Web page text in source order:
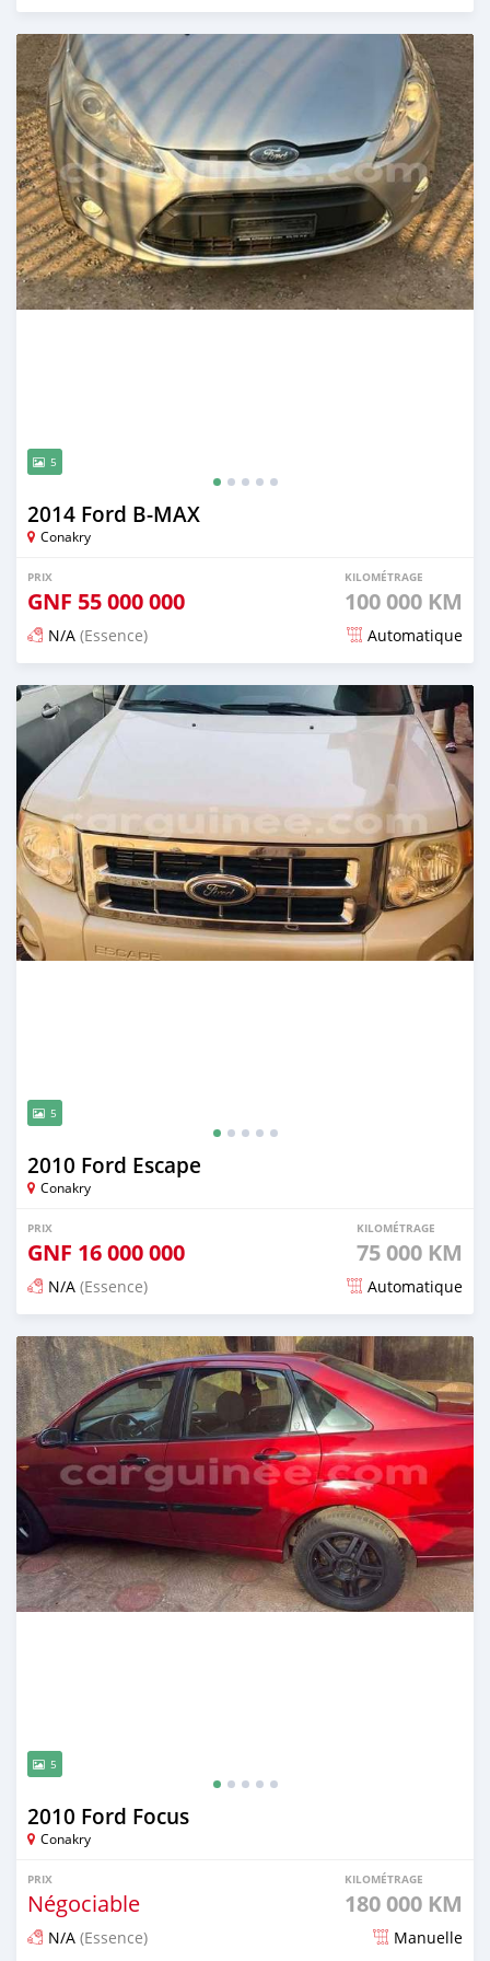
Publié il y a 7 mois
5
2014 Ford B-MAX
Conakry
PRIX
GNF 55 000 000
KILOMÉTRAGE
100 000 KM
N/A (Essence) Automatique
Publié il y a 7 mois
5
2010 Ford Escape
Conakry
PRIX
GNF 16 000 000
KILOMÉTRAGE
75 000 KM
N/A (Essence) Automatique
Publié il y a 12 mois
5
2010 Ford Focus
Conakry
PRIX
Négociable
KILOMÉTRAGE
180 000 KM
N/A (Essence) Manuelle